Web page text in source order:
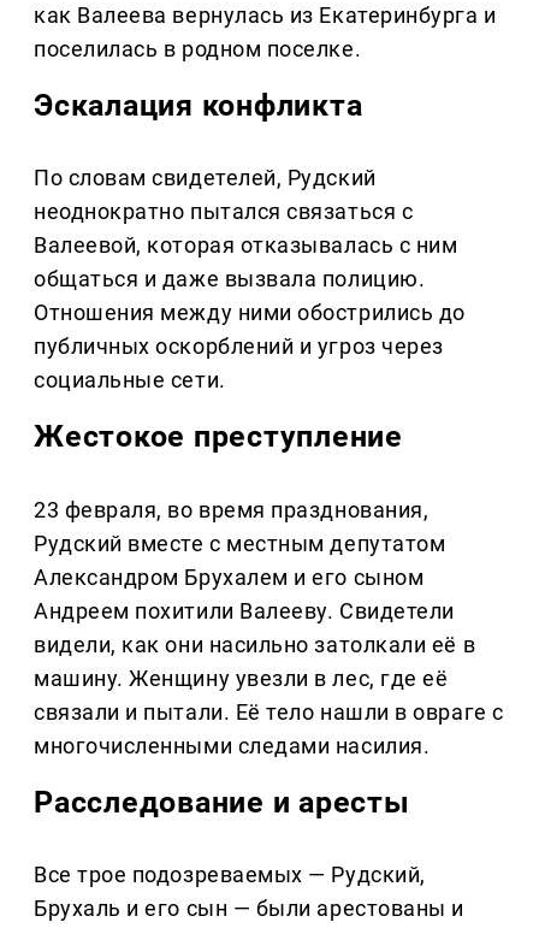
как Валеева вернулась из Екатеринбурга и
поселилась в родном поселке.
Эскалация конфликта
По словам свидетелей, Рудский
неоднократно пытался связаться с
Валеевой, которая отказывалась с ним
общаться и даже вызвала полицию.
Отношения между ними обострились до
публичных оскорблений и угроз через
социальные сети.
Жестокое преступление
23 февраля, во время празднования,
Рудский вместе с местным депутатом
Александром Брухалем и его сыном
Андреем похитили Валееву. Свидетели
видели, как они насильно затолкали её в
машину. Женщину увезли в лес, где её
связали и пытали. Её тело нашли в овраге с
многочисленными следами насилия.
Расследование и аресты
Все трое подозреваемых — Рудский,
Брухаль и его сын — были арестованы и